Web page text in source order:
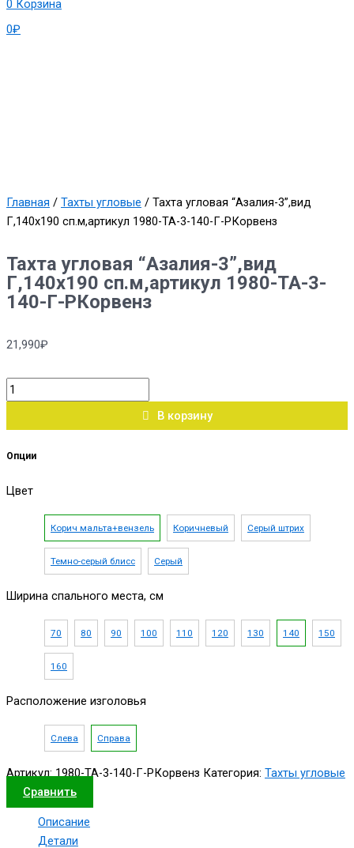
0₽
0 Корзина
Главная / Тахты угловые / Тахта угловая “Азалия-3”,вид
Г,140х190 сп.м,артикул 1980-ТА-3-140-Г-РКорвенз
Тахта угловая “Азалия-3”,вид
Г,140х190 сп.м,артикул 1980-ТА-3-
140-Г-РКорвенз
21,990₽
В корзину
Опции
Цвет
Корич мальта+вензель Коричневый Серый штрих
Темно-серый блисс Серый
Ширина спального места, см
70 80 90 100 110 120 130 140 150
160
Расположение изголовья
Слева Справа
Артикул:1980-ТА-3-140-Г-РКорвенз Категория: Тахты угловые
Сравнить
Описание
Детали